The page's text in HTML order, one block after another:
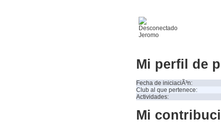
Jeromo
Mi perfil de
Fecha de iniciaciÃ³n:
Club al que pertenece:
Actividades:
Mi